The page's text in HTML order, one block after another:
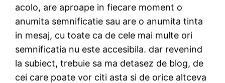
acolo, are aproape in fiecare moment o
anumita semnificatie sau are o anumita tinta
in mesaj, cu toate ca de cele mai multe ori
semnificatia nu este accesibila. dar revenind
la subiect, trebuie sa ma detasez de blog, de
cei care poate vor citi asta si de orice altceva